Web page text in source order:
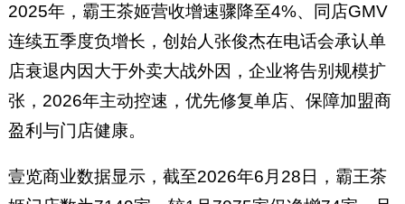
2025年，霸王茶姬营收增速骤降至4%、同店GMV
连续五季度负增长，创始人张俊杰在电话会承认单
店衰退内因大于外卖大战外因，企业将告别规模扩
张，2026年主动控速，优先修复单店、保障加盟商
盈利与门店健康。
壹览商业数据显示，截至2026年6月28日，霸王茶